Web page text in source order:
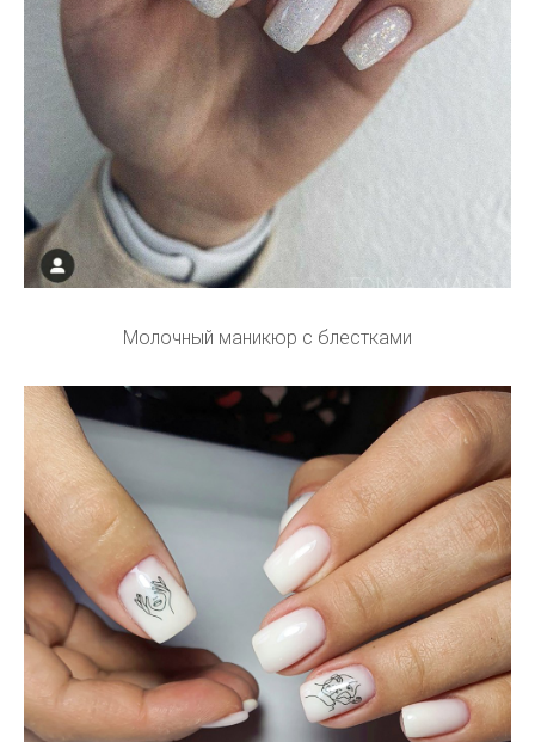
Молочный маникюр с блестками